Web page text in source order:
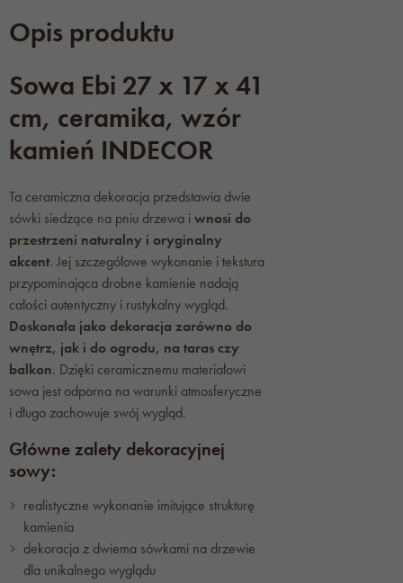
Opis produktu
Sowa Ebi 27 x 17 x 41
cm, ceramika, wzór
kamień INDECOR
Ta ceramiczna dekoracja przedstawia dwie
sówki siedzące na pniu drzewa i wnosi do
przestrzeni naturalny i oryginalny
akcent. Jej szczegółowe wykonanie i tekstura
przypominająca drobne kamienie nadają
całości autentyczny i rustykalny wygląd.
Doskonała jako dekoracja zarówno do
wnętrz, jak i do ogrodu, na taras czy
balkon. Dzięki ceramicznemu materiałowi
sowa jest odporna na warunki atmosferyczne
i długo zachowuje swój wygląd.
Główne zalety dekoracyjnej
sowy:
realistyczne wykonanie imitujące strukturę
kamienia
dekoracja z dwiema sówkami na drzewie
dla unikalnego wyglądu